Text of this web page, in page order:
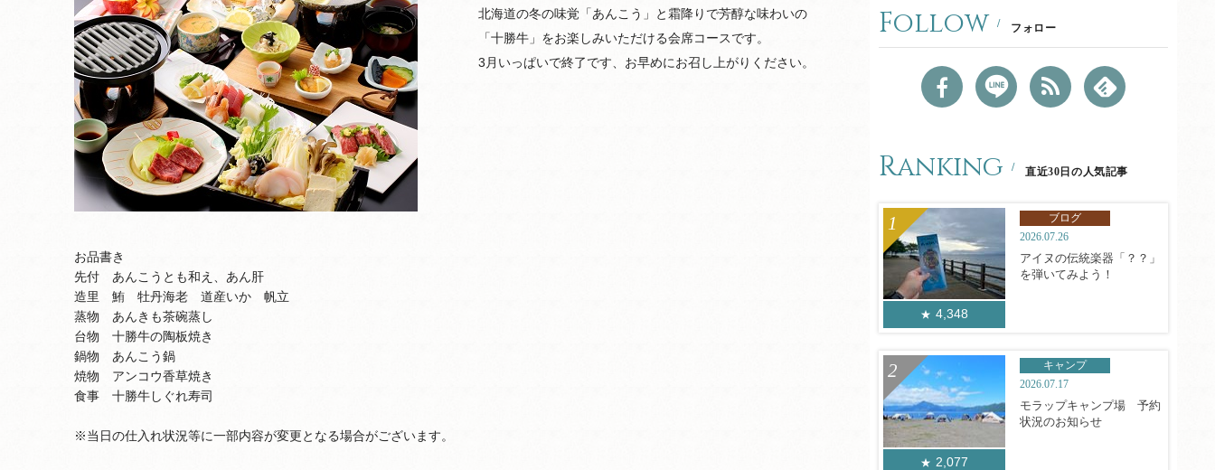
北海道の冬の味覚「あんこう」と霜降りで芳醇な味わいの
「十勝牛」をお楽しみいただける会席コースです。
3月いっぱいで終了です、お早めにお召し上がりください。
お品書き
先付 あんこうとも和え、あん肝
造里 鮪 牡丹海老 道産いか 帆立
蒸物 あんきも茶碗蒸し
台物 十勝牛の陶板焼き
鍋物 あんこう鍋
焼物 アンコウ香草焼き
食事 十勝牛しぐれ寿司
※当日の仕入れ状況等に一部内容が変更となる場合がございます。
Follow フォロー
Ranking 直近30日の人気記事
4,348
ブログ
2026.07.26
アイヌの伝統楽器「？？」
を弾いてみよう！
2,077
キャンプ
2026.07.17
モラップキャンプ場 予約
状況のお知らせ